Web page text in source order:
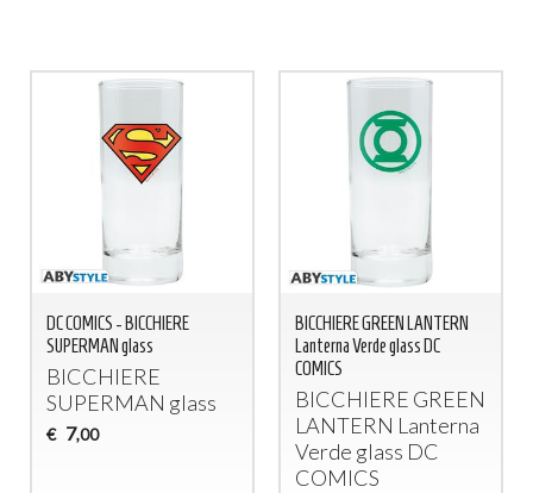
DC COMICS - BICCHIERE
SUPERMAN glass
BICCHIERE
SUPERMAN glass
€ 7,00
BICCHIERE GREEN LANTERN
Lanterna Verde glass DC
COMICS
BICCHIERE GREEN
LANTERN Lanterna
Verde glass DC
COMICS